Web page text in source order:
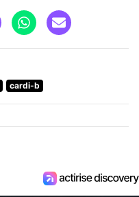
cardi-b